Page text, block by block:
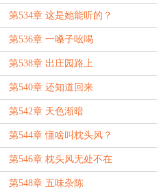
第534章 这是她能听的？
第536章 一嗓子吆喝
第538章 出庄园路上
第540章 还知道回来
第542章 天色渐暗
第544章 懂啥叫枕头风？
第546章 枕头风无处不在
第548章 五味杂陈